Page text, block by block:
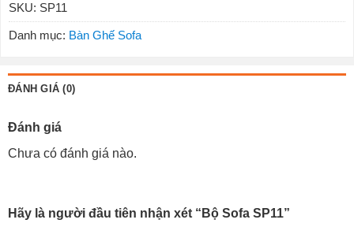
SKU: SP11
Danh mục: Bàn Ghế Sofa
ĐÁNH GIÁ (0)
Đánh giá
Chưa có đánh giá nào.
Hãy là người đầu tiên nhận xét “Bộ Sofa SP11”